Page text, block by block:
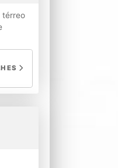
térreo
ou